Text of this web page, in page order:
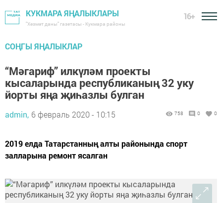
КУКМАРА ЯҢАЛЫКЛАРЫ
"Хезмәт даны" газетасы - Кукмара районы
16+
СОҢГЫ ЯҢАЛЫКЛАР
“Мәгариф” илкүләм проекты
кысаларында республиканың 32 уку
йорты яңа җиһазлы булган
admin, 6 февраль 2020 - 10:15 758 0 0
2019 елда Татарстанның алты районында спорт
залларына ремонт ясалган